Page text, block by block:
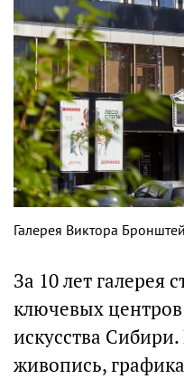
Галерея Виктора
За 10 лет галерея
ключевых
искусства
живопись,